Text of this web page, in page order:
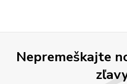
Nepremeškajte